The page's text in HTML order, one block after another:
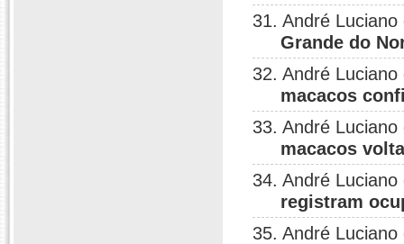
31. André
Grande do
32. André
macacos
33. André
macacos
34. André
registram
35. André